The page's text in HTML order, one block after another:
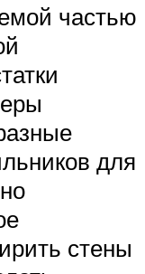
частью
для
стены